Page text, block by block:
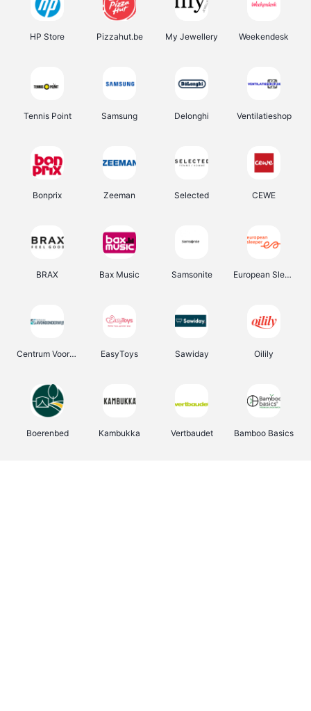
HP Store Pizzahut.be My Jewellery Weekendesk
Tennis Point Samsung Delonghi Ventilatieshop
Bonprix Zeeman Selected CEWE
BRAX Bax Music Samsonite European Sleeper
Centrum Voor Avondonderwijs EasyToys Sawiday Oilily
Boerenbed Kambukka Vertbaudet Bamboo Basics